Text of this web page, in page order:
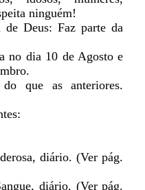
ninguém!
de Deus: Faz parte da
no dia 10 de Agosto e
que as anteriores.
diário. (Ver pág.
diário. (Ver pág.